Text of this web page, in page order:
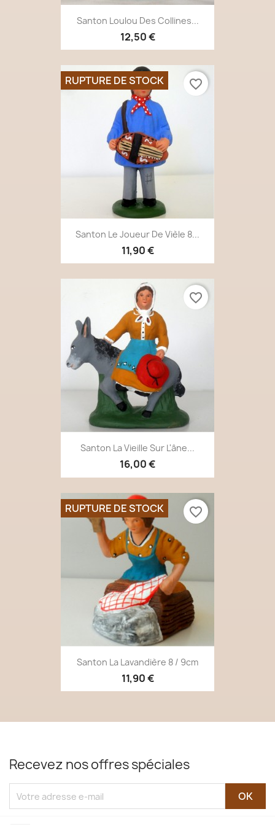
Santon Loulou Des Collines...
12,50 €
Santon Le Joueur De Vièle 8...
11,90 €
RUPTURE DE STOCK favorite_border
Santon La Vieille Sur L'âne...
16,00 €
favorite_border
Santon La Lavandière 8 / 9cm
11,90 €
RUPTURE DE STOCK favorite_border
Recevez nos offres spéciales